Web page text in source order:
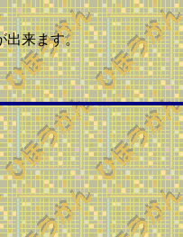
出来ます。